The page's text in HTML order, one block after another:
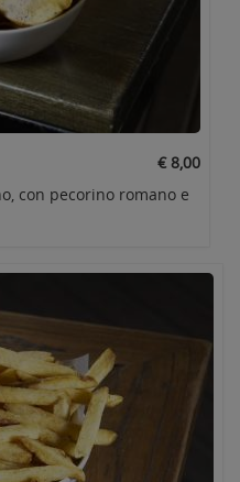
€ 8,00
con pecorino romano e